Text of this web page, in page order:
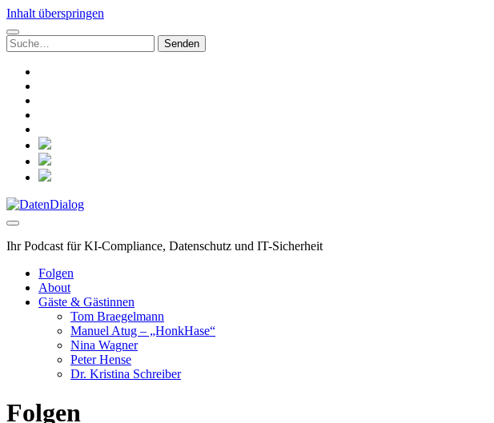
Inhalt überspringen
Suchen
nach:
social_icon_custom_1
social_icon_custom_2
social_icon_custom_3
DatenDialog
Ihr Podcast für KI-Compliance, Datenschutz und IT-Sicherheit
Folgen
About
Gäste & Gästinnen
Tom Braegelmann
Manuel Atug – „HonkHase“
Nina Wagner
Peter Hense
Dr. Kristina Schreiber
Folgen